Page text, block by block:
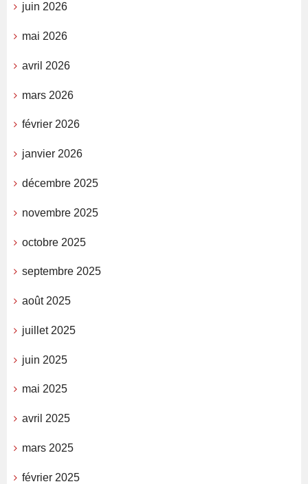
juin 2026
mai 2026
avril 2026
mars 2026
février 2026
janvier 2026
décembre 2025
novembre 2025
octobre 2025
septembre 2025
août 2025
juillet 2025
juin 2025
mai 2025
avril 2025
mars 2025
février 2025